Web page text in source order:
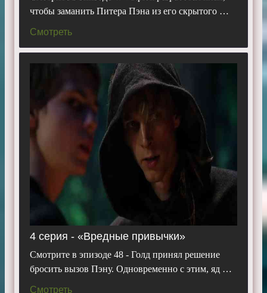
чтобы заманить Питера Пэна из его скрытого …
Смотреть
4 серия - «Вредные привычки»
Смотрите в эпизоде 48 - Голд принял решение
бросить вызов Пэну. Одновременно с этим, яд …
Смотреть